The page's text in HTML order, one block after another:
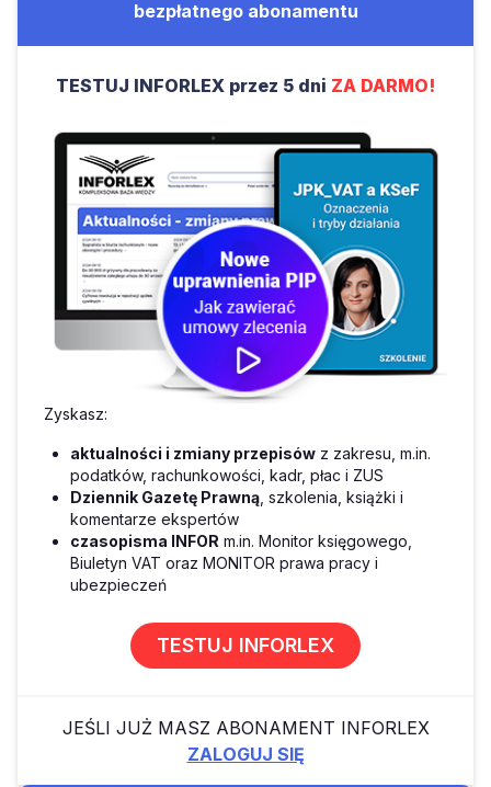
bezpłatnego abonamentu
TESTUJ INFORLEX przez 5 dni ZA DARMO!
Zyskasz:
aktualności i zmiany przepisów z zakresu, m.in.
podatków, rachunkowości, kadr, płac i ZUS
Dziennik Gazetę Prawną , szkolenia, książki i
komentarze ekspertów
czasopisma INFOR m.in. Monitor księgowego,
Biuletyn VAT oraz MONITOR prawa pracy i
ubezpieczeń
TESTUJ INFORLEX
JEŚLI JUŻ MASZ ABONAMENT INFORLEX
ZALOGUJ SIĘ